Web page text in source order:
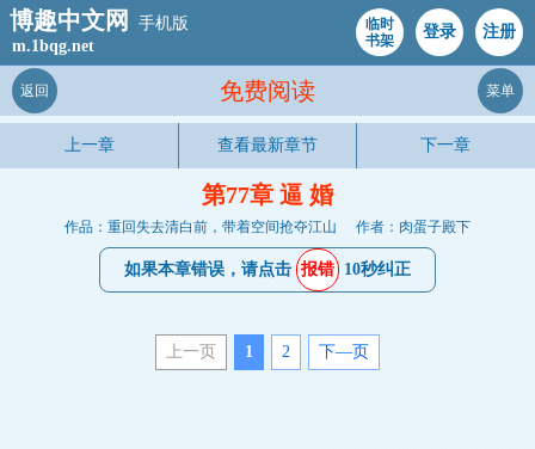
博趣中文网
手机版
m.1bqg.net
临时
书架
登录 注册
免费阅读
返回 菜单
上一章 查看最新章节 下一章
第77章 逼 婚
作品：重回失去清白前，带着空间抢夺江山 作者：肉蛋子殿下
如果本章错误，请点击 报错 10秒纠正
上一页 1 2 下—页